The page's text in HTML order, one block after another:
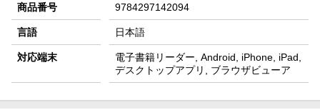
商品番号 9784297142094
言語 日本語
対応端末
電子書籍リーダー, Android, iPhone, iPad,
デスクトップアプリ, ブラウザビューア